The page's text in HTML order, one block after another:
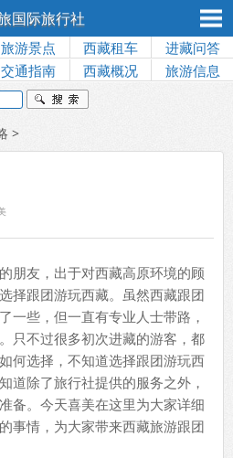
国际旅行社
旅游景点 西藏租车
进藏问答
交通指南 西藏概况 旅游信息
>
朋友，出于对西藏高原环境的顾
择跟团游玩西藏。虽然西藏跟团
一些，但一直有专业人士带路，
只不过很多初次进藏的游客，都
何选择，不知道选择跟团游玩西
道除了旅行社提供的服务之外，
备。今天喜美在这里为大家详细
事情，为大家带来西藏旅游跟团